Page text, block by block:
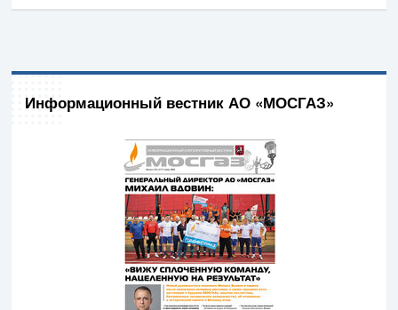
Информационный вестник АО «МОСГАЗ»